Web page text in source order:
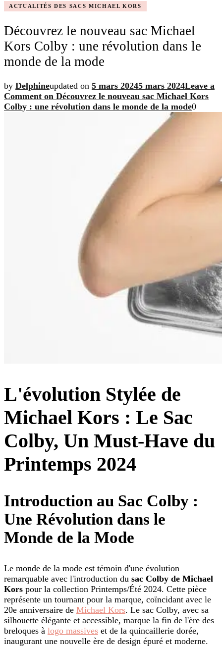
ACTUALITÉS DES SACS MICHAEL KORS
Découvrez le nouveau sac Michael
Kors Colby : une révolution dans le
monde de la mode
by Delphineupdated on 5 mars 20245 mars 2024Leave a
Comment on Découvrez le nouveau sac Michael Kors
Colby : une révolution dans le monde de la mode0
L'évolution Stylée de
Michael Kors : Le Sac
Colby, Un Must-Have du
Printemps 2024
Introduction au Sac Colby :
Une Révolution dans le
Monde de la Mode
Le monde de la mode est témoin d'une évolution
remarquable avec l'introduction du sac Colby de Michael
Kors pour la collection Printemps/Été 2024. Cette pièce
représente un tournant pour la marque, coïncidant avec le
20e anniversaire de Michael Kors. Le sac Colby, avec sa
silhouette élégante et accessible, marque la fin de l'ère des
breloques à logo massives et de la quincaillerie dorée,
inaugurant une nouvelle ère de design épuré et moderne.